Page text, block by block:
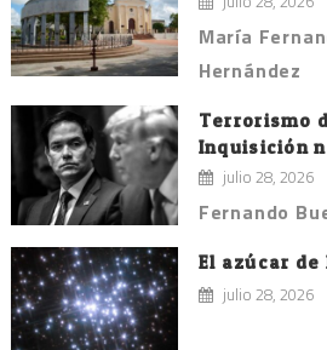
María
Hernández
Terrorismo
Inquisición
julio 28, 2026
Fernando
El azúcar
julio 28, 2026